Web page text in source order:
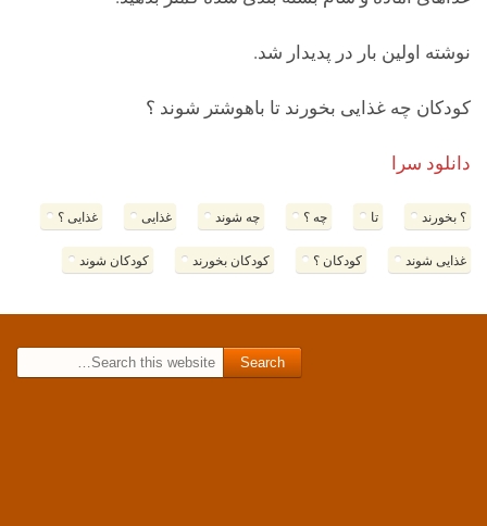
نوشته اولین بار در پدیدار شد.
کودکان چه غذایی بخورند تا باهوشتر شوند ؟
دانلود سرا
؟ بخورند تا چه ؟ چه شوند غذایی غذایی ؟
غذایی شوند کودکان ؟ کودکان بخورند کودکان شوند